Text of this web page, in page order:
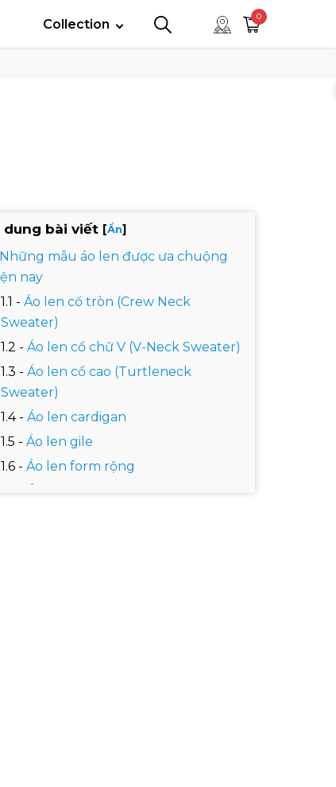
Collection
0
dung bài viết [Ẩn]
Những mẫu áo len được ưa chuộng
nay
Áo len cổ tròn (Crew Neck
Sweater)
Áo len cổ chữ V (V-Neck Sweater)
Áo len cổ cao (Turtleneck
Sweater)
Áo len cardigan
Áo len gile
Áo len form rộng